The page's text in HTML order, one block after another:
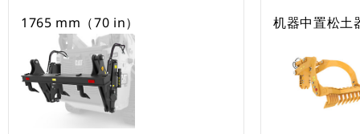
1765 mm（70 in） 机器中置松土